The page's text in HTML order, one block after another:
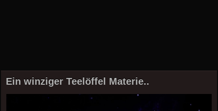
Ein winziger Teelöffel Materie..